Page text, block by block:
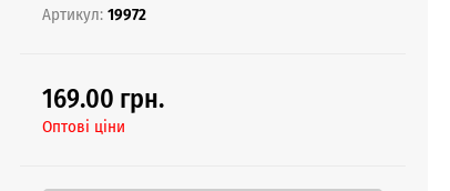
Артикул:19972
169.00 грн.
Оптові ціни